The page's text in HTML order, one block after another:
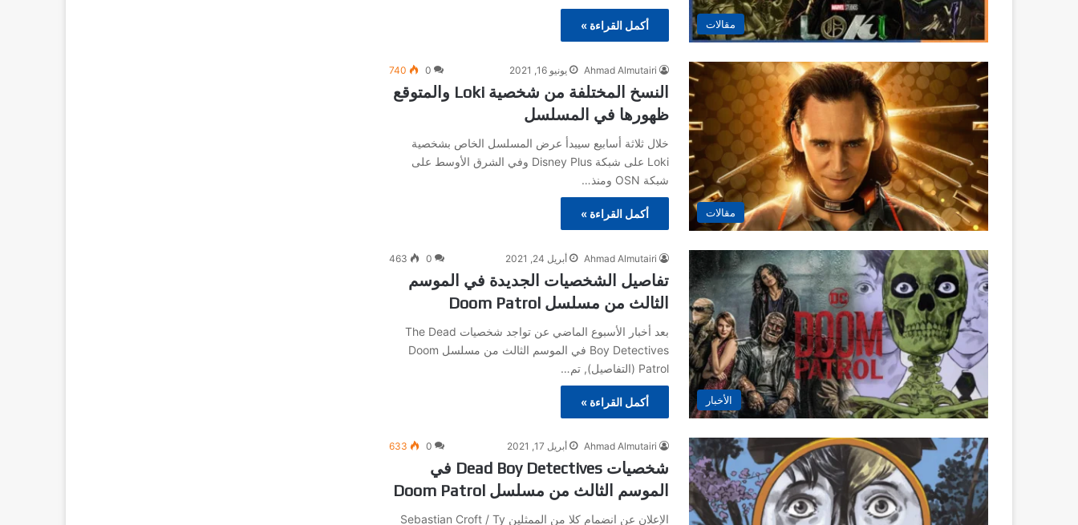
مقالات أكمل القراءة »
مقالات
Ahmad Almutairi يونيو 16, 2021 0
740
النسخ المختلفة من شخصية Loki والمتوقع
ظهورها في المسلسل
خلال ثلاثة أسابيع سيبدأ عرض المسلسل الخاص بشخصية
Loki على شبكة Disney Plus وفي الشرق الأوسط على
شبكة OSN ومنذ…
أكمل القراءة »
الأخبار
Ahmad Almutairi أبريل 24, 2021 0
463
تفاصيل الشخصيات الجديدة في الموسم
الثالث من مسلسل Doom Patrol
بعد أخبار الأسبوع الماضي عن تواجد شخصيات The Dead
Boy Detectives في الموسم الثالث من مسلسل Doom
Patrol (التفاصيل), تم…
أكمل القراءة »
Ahmad Almutairi أبريل 17, 2021 0
633
شخصيات Dead Boy Detectives في
الموسم الثالث من مسلسل Doom Patrol
الإعلان عن انضمام كلا من الممثلين Sebastian Croft / Ty